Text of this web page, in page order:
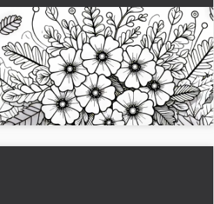
Sonbahar çiçekleri düşen yapraklar
arasında açar - Ücretsiz boyama
sayfası
Çekici bir sonbahar çiçekleri boyama kitabı.
Şimdi ücretsiz indirin ve boyayın!...